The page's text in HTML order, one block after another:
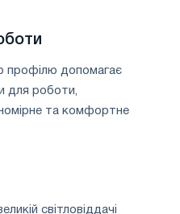
профілю допомагає
для роботи,
та комфортне
світловіддачі